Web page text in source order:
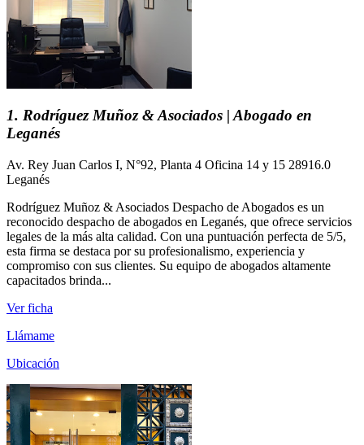
1. Rodríguez Muñoz & Asociados | Abogado en
Leganés
Av. Rey Juan Carlos I, N°92, Planta 4 Oficina 14 y 15 28916.0
Leganés
Rodríguez Muñoz & Asociados Despacho de Abogados es un
reconocido despacho de abogados en Leganés, que ofrece servicios
legales de la más alta calidad. Con una puntuación perfecta de 5/5,
esta firma se destaca por su profesionalismo, experiencia y
compromiso con sus clientes. Su equipo de abogados altamente
capacitados brinda...
Ver ficha
Llámame
Ubicación